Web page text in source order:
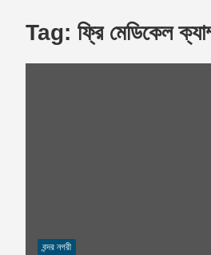
Tag: ফ্রি মেডিকেল
বন্দর নগরী